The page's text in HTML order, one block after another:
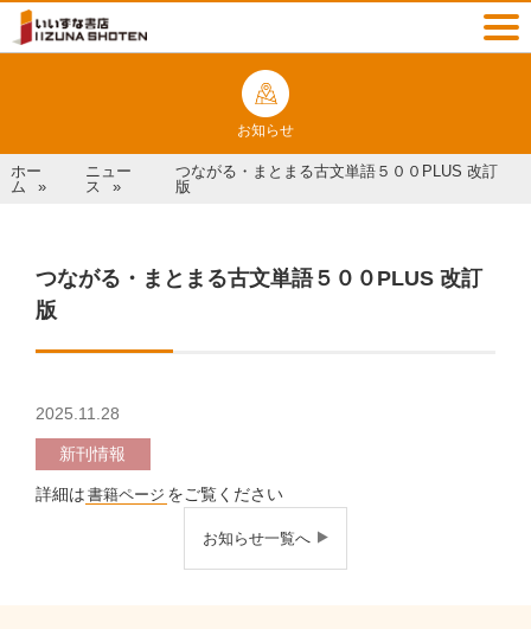
お知らせ
ホー
ム
ニュー
ス
つながる・まとまる古文単語５００PLUS 改訂
版
つながる・まとまる古文単語５００PLUS 改訂
版
2025.11.28
新刊情報
詳細は 書籍ページ をご覧ください
お知らせ一覧へ